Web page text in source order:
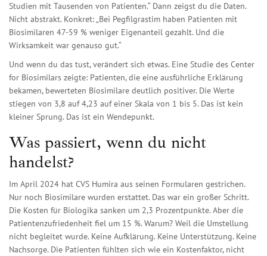
Studien mit Tausenden von Patienten.“ Dann zeigst du die Daten.
Nicht abstrakt. Konkret: „Bei Pegfilgrastim haben Patienten mit
Biosimilaren 47-59 % weniger Eigenanteil gezahlt. Und die
Wirksamkeit war genauso gut.“
Und wenn du das tust, verändert sich etwas. Eine Studie des Center
for Biosimilars zeigte: Patienten, die eine ausführliche Erklärung
bekamen, bewerteten Biosimilare deutlich positiver. Die Werte
stiegen von 3,8 auf 4,23 auf einer Skala von 1 bis 5. Das ist kein
kleiner Sprung. Das ist ein Wendepunkt.
Was passiert, wenn du nicht
handelst?
Im April 2024 hat CVS Humira aus seinen Formularen gestrichen.
Nur noch Biosimilare wurden erstattet. Das war ein großer Schritt.
Die Kosten für Biologika sanken um 2,3 Prozentpunkte. Aber die
Patientenzufriedenheit fiel um 15 %. Warum? Weil die Umstellung
nicht begleitet wurde. Keine Aufklärung. Keine Unterstützung. Keine
Nachsorge. Die Patienten fühlten sich wie ein Kostenfaktor, nicht